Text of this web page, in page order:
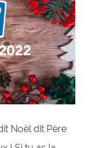
Noël dit Père